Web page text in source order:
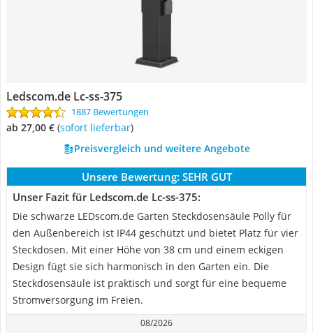
Ledscom.de Lc-ss-375
1887 Bewertungen
ab 27,00 € ( Sofort lieferbar)
Preisvergleich und weitere Angebote
Unsere Bewertung: SEHR GUT
Unser Fazit für Ledscom.de Lc-ss-375:
Die schwarze LEDscom.de Garten Steckdosensäule Polly für
den Außenbereich ist IP44 geschützt und bietet Platz für vier
Steckdosen. Mit einer Höhe von 38 cm und einem eckigen
Design fügt sie sich harmonisch in den Garten ein. Die
Steckdosensäule ist praktisch und sorgt für eine bequeme
Stromversorgung im Freien.
08/2026